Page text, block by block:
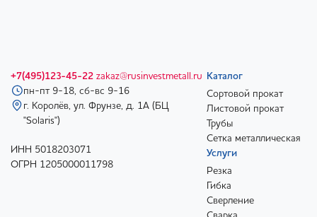
+7(495)123-45-22 zakaz@rusinvestmetall.ru
пн-пт 9-18, сб-вс 9-16
г. Королёв, ул. Фрунзе, д. 1А (БЦ
"Solaris")
ИНН 5018203071
ОГРН 1205000011798
Каталог
Сортовой прокат
Листовой прокат
Трубы
Сетка металлическая
Услуги
Резка
Гибка
Сверление